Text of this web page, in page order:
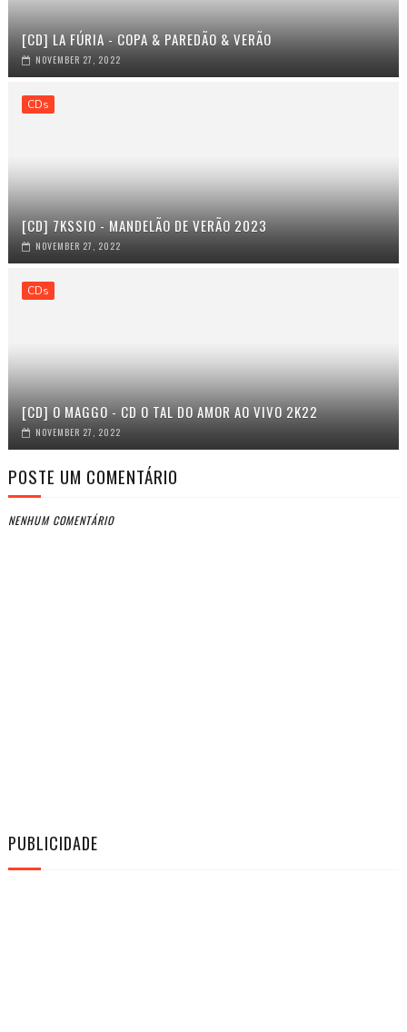
[CD] LA FÚRIA - COPA & PAREDÃO & VERÃO
NOVEMBER 27, 2022
CDs
[CD] 7KSSIO - MANDELÃO DE VERÃO 2023
NOVEMBER 27, 2022
CDs
[CD] O MAGGO - CD O TAL DO AMOR AO VIVO 2K22
NOVEMBER 27, 2022
POSTE UM COMENTÁRIO
NENHUM COMENTÁRIO
PUBLICIDADE